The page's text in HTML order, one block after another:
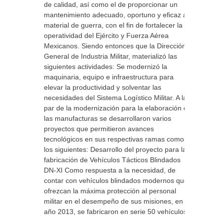
de calidad, así como el de proporcionar un
mantenimiento adecuado, oportuno y eficaz al
material de guerra, con el fin de fortalecer la
operatividad del Ejército y Fuerza Aérea
Mexicanos. Siendo entonces que la Dirección
General de Industria Militar, materializó las
siguientes actividades: Se modernizó la
maquinaria, equipo e infraestructura para
elevar la productividad y solventar las
necesidades del Sistema Logístico Militar. A la
par de la modernización para la elaboración de
las manufacturas se desarrollaron varios
proyectos que permitieron avances
tecnológicos en sus respectivas ramas como
los siguientes: Desarrollo del proyecto para la
fabricación de Vehículos Tácticos Blindados
DN-XI Como respuesta a la necesidad, de
contar con vehículos blindados modernos que
ofrezcan la máxima protección al personal
militar en el desempeño de sus misiones, en el
año 2013, se fabricaron en serie 50 vehículos